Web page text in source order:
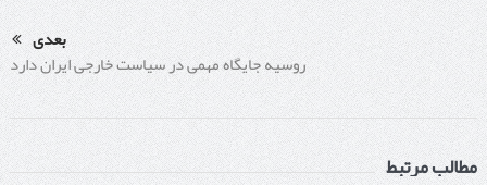
بعدی
روسیه جایگاه مهمی در سیاست خارجی ایران دارد
مطالب مرتبط